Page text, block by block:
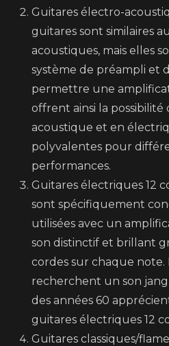
Guitares électro-
guitares sont similaires
acoustiques, mais elles
système de préampli et
permettre une
offrent ainsi la possibilité
acoustique et en
polyvalentes pour
performances.
Guitares électriques 12
sont spécifiquement
utilisées avec un
son distinctif et brillant
cordes sur chaque note.
recherchent un son
des années 60
guitares électriques 12
Guitares classiques/